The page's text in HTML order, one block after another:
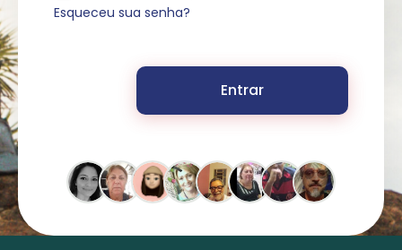
Esqueceu sua senha?
Entrar